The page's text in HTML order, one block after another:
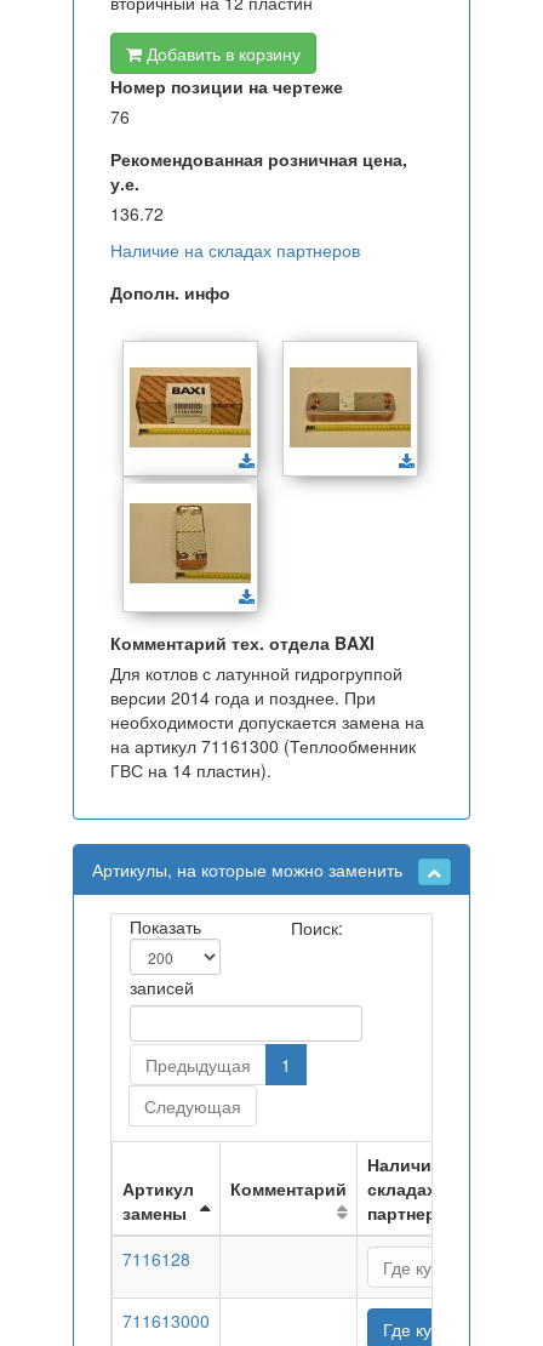
Добавить в корзину
Номер позиции на чертеже
76
Рекомендованная розничная цена,
у.е.
136.72
Наличие на складах партнеров
Дополн. инфо
Комментарий тех. отдела BAXI
Для котлов с латунной гидрогруппой
версии 2014 года и позднее. При
необходимости допускается замена на
на артикул 71161300 (Теплообменник
ГВС на 14 пластин).
Артикулы, на которые можно заменить
Показать
записей
Поиск:
Предыдущая
1
Следующая
Артикул
замены
Комментарий
Наличие на
складах
партнеров
7116128
Где купить
711613000 Где купить